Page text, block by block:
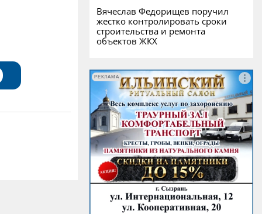
Вячеслав Федорищев поручил
жестко контролировать сроки
строительства и ремонта
объектов ЖКХ
РЕКЛАМА